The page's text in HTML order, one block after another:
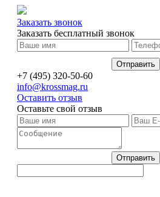
Заказать звонок
Заказать бесплатный звонок
+7 (495) 320-50-60
info@krossmag.ru
Оставить отзыв
Оставьте свой отзыв